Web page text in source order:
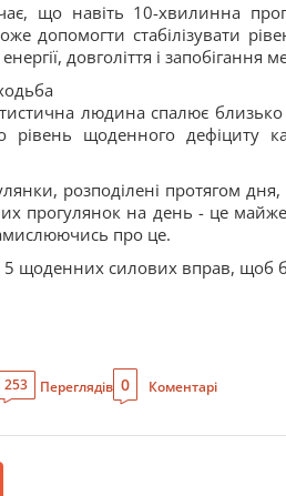
що навіть 10-хвилинна
допомогти стабілізувати
довголіття і
людина спалює
щоденного дефіциту
розподілені протягом
прогулянок на день - це
про це.
щоденних силових вправ, щоб
253 Переглядів 0 Коментарі